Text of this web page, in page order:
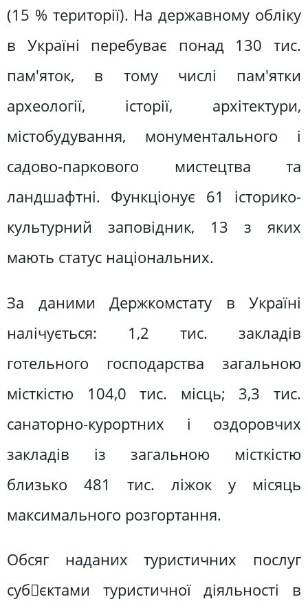
(15 % території). На державному обліку
в Україні перебуває понад 130 тис.
пам'яток, в тому числі пам'ятки
археології, історії, архітектури,
містобудування, монументального і
садово-паркового мистецтва та
ландшафтні. Функціонує 61 історико-
культурний заповідник, 13 з яких
мають статус національних.
За даними Держкомстату в Україні
налічується: 1,2 тис. закладів
готельного господарства загальною
місткістю 104,0 тис. місць; 3,3 тис.
санаторно-курортних і оздоровчих
закладів із загальною місткістю
близько 481 тис. ліжок у місяць
максимального розгортання.
Обсяг наданих туристичних послуг
субєктами туристичної діяльності в